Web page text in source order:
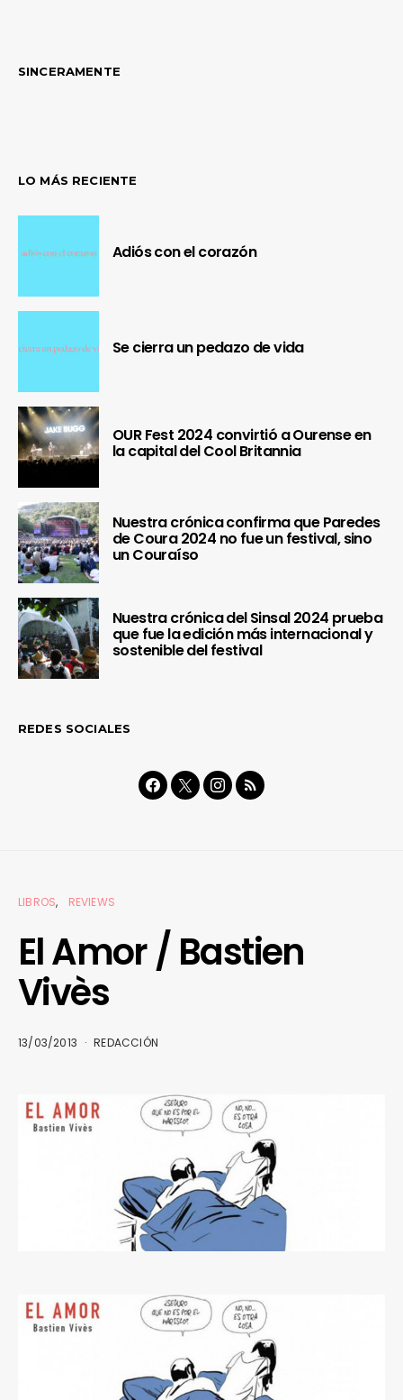
SINCERAMENTE
LO MÁS RECIENTE
Adiós con el corazón
Se cierra un pedazo de vida
OUR Fest 2024 convirtió a Ourense en
la capital del Cool Britannia
Nuestra crónica confirma que Paredes
de Coura 2024 no fue un festival, sino
un Couraíso
Nuestra crónica del Sinsal 2024 prueba
que fue la edición más internacional y
sostenible del festival
REDES SOCIALES
LIBROS REVIEWS
El Amor / Bastien
Vivès
13/03/2013 REDACCIÓN